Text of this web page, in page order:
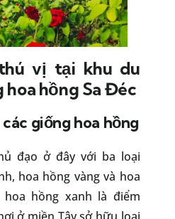
vị tại khu du
hoa hồng Sa Đéc
giống hoa hồng
đạo ở đây với ba loại
hoa hồng vàng và hoa
hồng xanh là điểm